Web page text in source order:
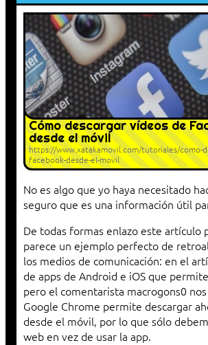
Cómo descargar vídeos de
desde el móvil
https://www.xatakamovil.com/tutoriales/como-
facebook-desde-el-movil
No es algo que yo haya necesitado
seguro que es una información útil
De todas formas enlazo este artículo
parece un ejemplo perfecto de
los medios de comunicación: en el
de apps de Android e iOS que
pero el comentarista macrogons0
Google Chrome permite descargar
desde el móvil, por lo que sólo
web en vez de usar la app.